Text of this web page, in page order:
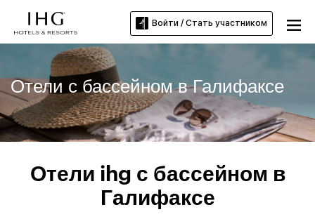
Войти / Стать участником
Отели с бассейном в Галифаксе
Отели ihg с бассейном в
Галифаксе